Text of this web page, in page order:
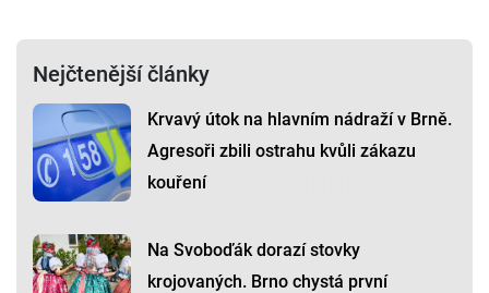
Nejčtenější články
Krvavý útok na hlavním nádraží v Brně.
Agresoři zbili ostrahu kvůli zákazu
kouření
Na Svoboďák dorazí stovky
krojovaných. Brno chystá první